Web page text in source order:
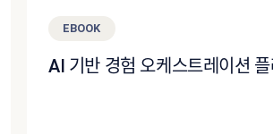
EBOOK
AI 기반 경험 오케스트레이션